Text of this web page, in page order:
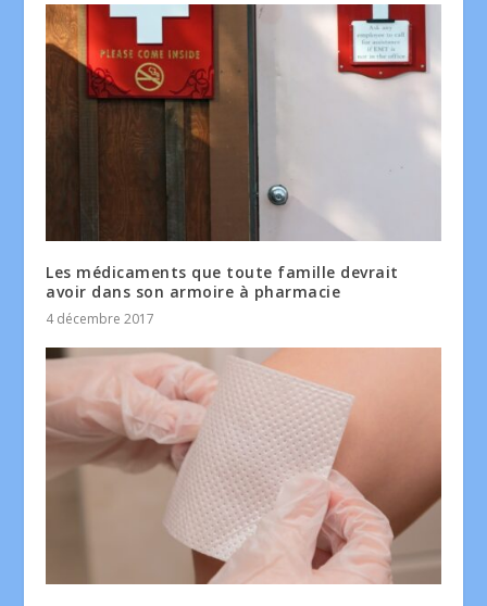
Les médicaments que toute famille devrait
avoir dans son armoire à pharmacie
4 décembre 2017